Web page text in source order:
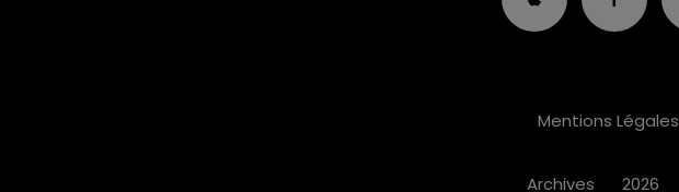
Mentions Légales
Archives 2026